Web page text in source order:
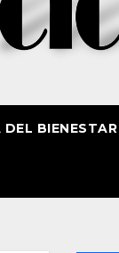
DEL BIENESTAR